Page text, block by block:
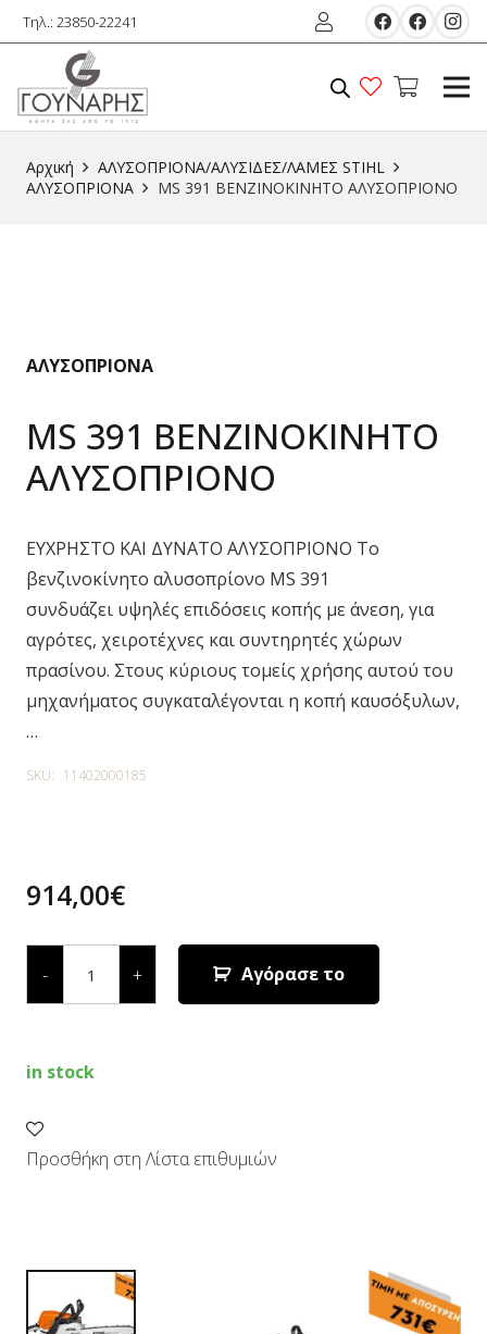
Τηλ.: 23850-22241
Αρχική
ΑΛΥΣΟΠΡΙΟΝΑ/ΑΛΥΣΙΔΕΣ/ΛΑΜΕΣ STIHL
ΑΛΥΣΟΠΡΙΟΝΑ
MS 391 ΒΕΝΖΙΝΟΚΙΝΗΤΟ ΑΛΥΣΟΠΡΙΟΝΟ
ΑΛΥΣΟΠΡΙΟΝΑ
MS 391 ΒΕΝΖΙΝΟΚΙΝΗΤΟ
ΑΛΥΣΟΠΡΙΟΝΟ
ΕΥΧΡΗΣΤΟ ΚΑΙ ΔΥΝΑΤΟ ΑΛΥΣΟΠΡΙΟΝΟ Το
βενζινοκίνητο αλυσοπρίονο MS 391
συνδυάζει υψηλές επιδόσεις κοπής με άνεση, για
αγρότες, χειροτέχνες και συντηρητές χώρων
πρασίνου. Στους κύριους τομείς χρήσης αυτού του
μηχανήματος συγκαταλέγονται η κοπή καυσόξυλων,
…
SKU: 11402000185
914,00€
-
MS
391
ΒΕΝΖΙΝΟΚΙΝΗΤΟ
ΑΛΥΣΟΠΡΙΟΝΟ
+ Αγόρασε το
in stock
Προσθήκη στη Λίστα επιθυμιών